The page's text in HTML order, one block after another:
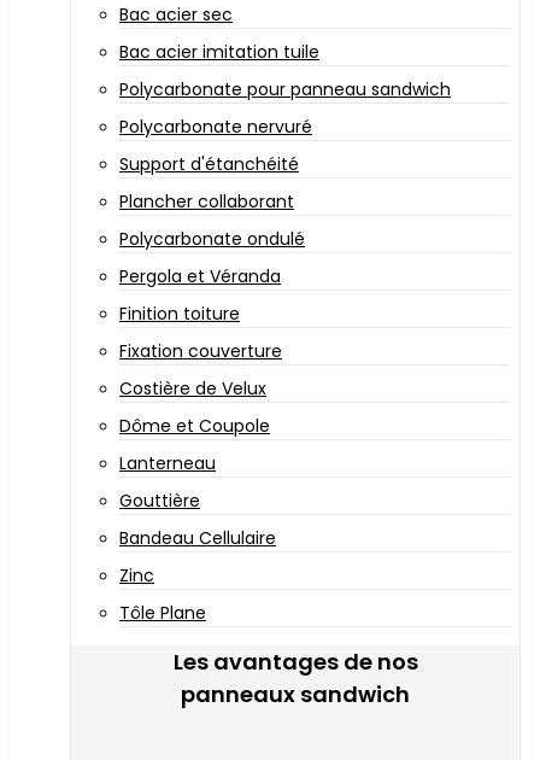
Bac acier sec
Bac acier imitation tuile
Polycarbonate pour panneau sandwich
Polycarbonate nervuré
Support d'étanchéité
Plancher collaborant
Polycarbonate ondulé
Pergola et Véranda
Finition toiture
Fixation couverture
Costière de Velux
Dôme et Coupole
Lanterneau
Gouttière
Bandeau Cellulaire
Zinc
Tôle Plane
Les avantages de nos
panneaux sandwich